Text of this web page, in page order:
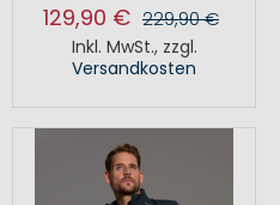
129,90 € 229,90 €
Inkl. MwSt., zzgl.
Versandkosten